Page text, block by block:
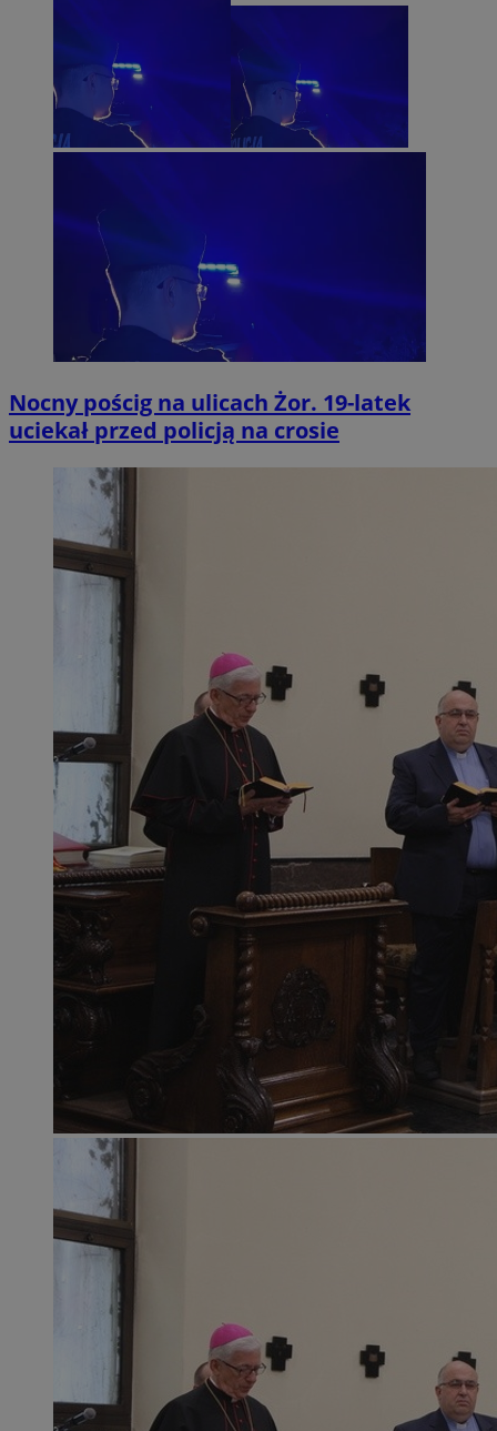
Nocny pościg na ulicach Żor. 19-latek
uciekał przed policją na crosie